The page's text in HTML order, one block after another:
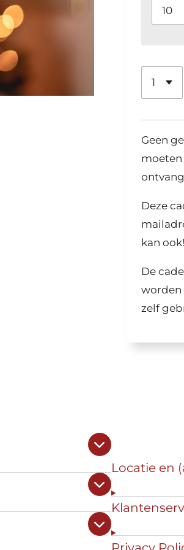
Geen
moeten
Deze
kan ook!
De
worden
zelf
Locatie en